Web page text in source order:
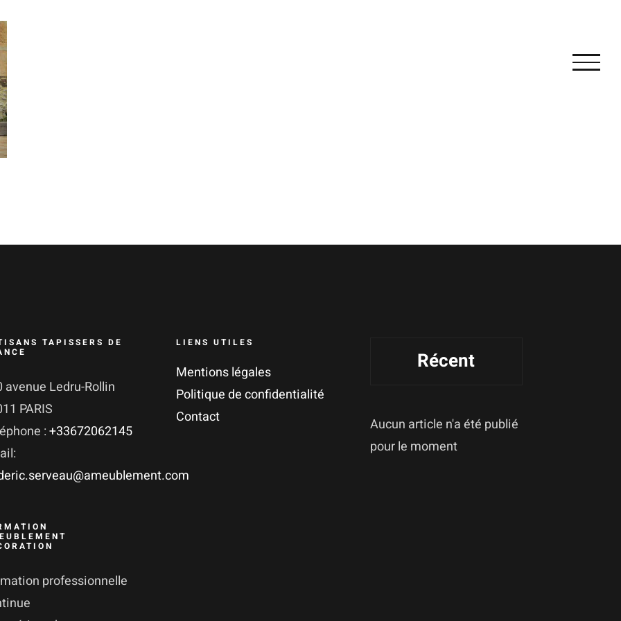
TAPISSERS DE
avenue Ledru-Rollin
PARIS
:+33672062145
professionnelle
LIENS UTILES
Mentions légales
Politique de confidentialité
Contact
Récent
Aucun article n'a été publié
pour le moment